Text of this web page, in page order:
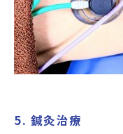
5. 鍼灸治療